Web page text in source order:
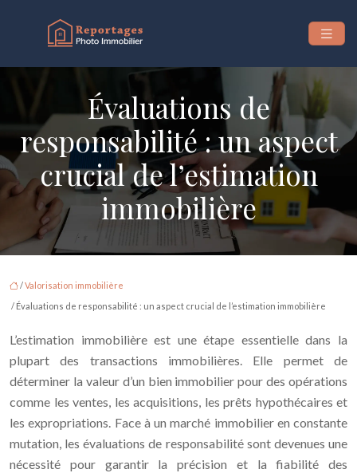
Évaluations de
responsabilité : un aspect
crucial de l’estimation
immobilière
/Valorisation immobilière
/ Évaluations de responsabilité : un aspect crucial de l’estimation immobilière
L’estimation immobilière est une étape essentielle dans la
plupart des transactions immobilières. Elle permet de
déterminer la valeur d’un bien immobilier pour des opérations
comme les ventes, les acquisitions, les prêts hypothécaires et
les expropriations. Face à un marché immobilier en constante
mutation, les évaluations de responsabilité sont devenues une
nécessité pour garantir la précision et la fiabilité des